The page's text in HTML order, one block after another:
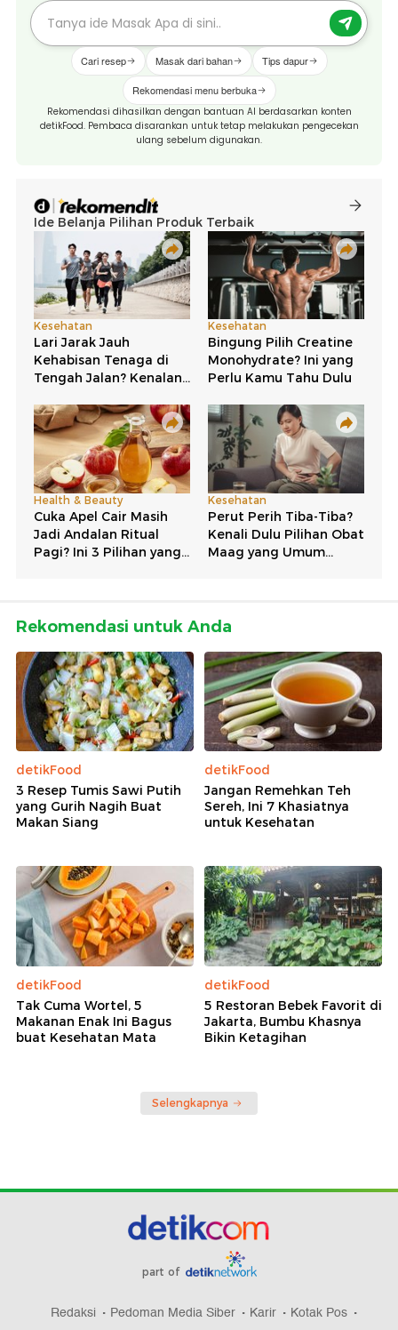
Cari resep Masak dari bahan Tips dapur
Rekomendasi menu berbuka
Rekomendasi dihasilkan dengan bantuan AI berdasarkan konten
detikFood. Pembaca disarankan untuk tetap melakukan pengecekan
ulang sebelum digunakan.
Rekomendasi untuk Anda
detikFood
3 Resep Tumis Sawi Putih
yang Gurih Nagih Buat
Makan Siang
detikFood
Jangan Remehkan Teh
Sereh, Ini 7 Khasiatnya
untuk Kesehatan
detikFood
Tak Cuma Wortel, 5
Makanan Enak Ini Bagus
buat Kesehatan Mata
detikFood
5 Restoran Bebek Favorit di
Jakarta, Bumbu Khasnya
Bikin Ketagihan
Selengkapnya
part of
Redaksi Pedoman Media Siber Karir
Kotak Pos